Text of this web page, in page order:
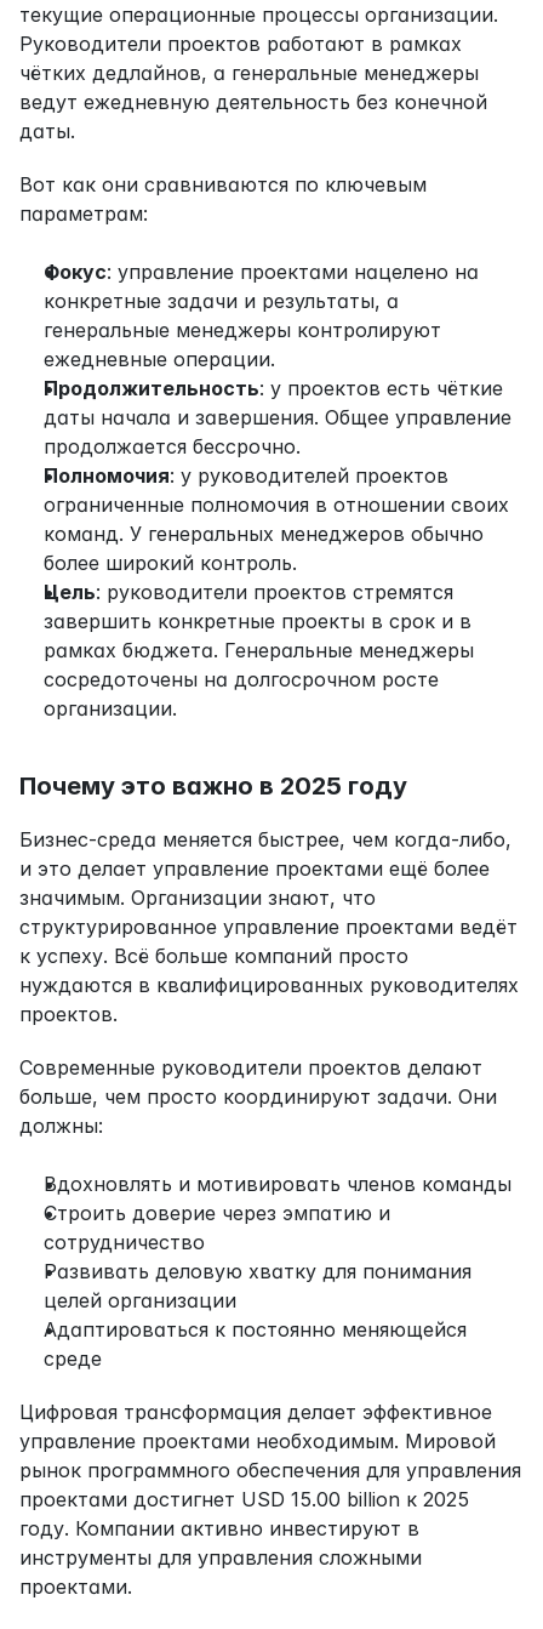
текущие операционные процессы организации.
Руководители проектов работают в рамках
чётких дедлайнов, а генеральные менеджеры
ведут ежедневную деятельность без конечной
даты.
Вот как они сравниваются по ключевым
параметрам:
Фокус: управление проектами нацелено на
конкретные задачи и результаты, а
генеральные менеджеры контролируют
ежедневные операции.
Продолжительность: у проектов есть чёткие
даты начала и завершения. Общее управление
продолжается бессрочно.
Полномочия: у руководителей проектов
ограниченные полномочия в отношении своих
команд. У генеральных менеджеров обычно
более широкий контроль.
Цель: руководители проектов стремятся
завершить конкретные проекты в срок и в
рамках бюджета. Генеральные менеджеры
сосредоточены на долгосрочном росте
организации.
Почему это важно в 2025 году
Бизнес-среда меняется быстрее, чем когда-либо,
и это делает управление проектами ещё более
значимым. Организации знают, что
структурированное управление проектами ведёт
к успеху. Всё больше компаний просто
нуждаются в квалифицированных руководителях
проектов.
Современные руководители проектов делают
больше, чем просто координируют задачи. Они
должны:
Вдохновлять и мотивировать членов команды
Строить доверие через эмпатию и
сотрудничество
Развивать деловую хватку для понимания
целей организации
Адаптироваться к постоянно меняющейся
среде
Цифровая трансформация делает эффективное
управление проектами необходимым. Мировой
рынок программного обеспечения для управления
проектами достигнет USD 15.00 billion к 2025
году. Компании активно инвестируют в
инструменты для управления сложными
проектами.